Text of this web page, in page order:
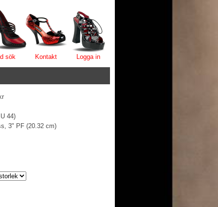
sök Kontakt Logga in
44)
3" PF (20.32 cm)